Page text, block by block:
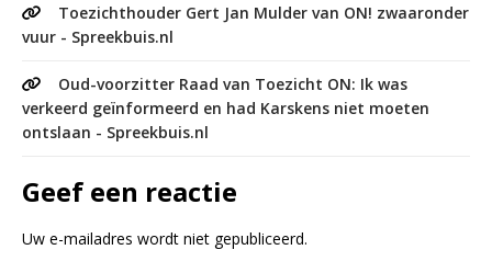
Toezichthouder Gert Jan Mulder van ON! zwaaronder
vuur - Spreekbuis.nl
Oud-voorzitter Raad van Toezicht ON: Ik was
verkeerd geïnformeerd en had Karskens niet moeten
ontslaan - Spreekbuis.nl
Geef een reactie
Uw e-mailadres wordt niet gepubliceerd.